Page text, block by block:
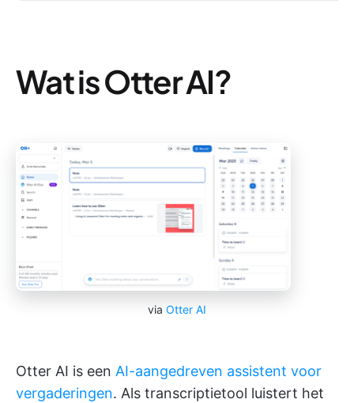
Wat is Otter AI?
via Otter AI
Otter AI is een AI-aangedreven assistent voor
vergaderingen. Als transcriptietool luistert het